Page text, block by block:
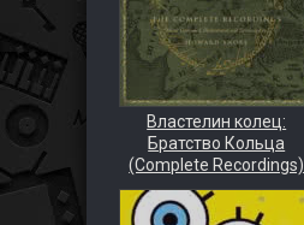
Властелин колец:
Братство Кольца
(Complete Recordings)